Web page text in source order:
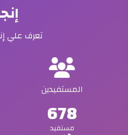
تعرف علي
المستفيدين
678
مستفيد